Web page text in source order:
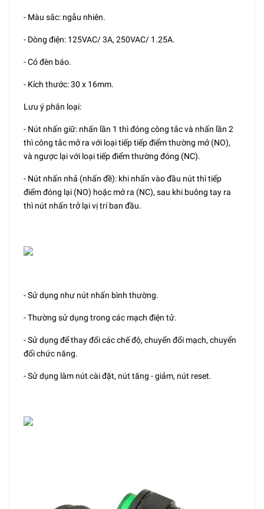
- Màu sắc: ngẫu nhiên.
- Dòng điện: 125VAC/ 3A, 250VAC/ 1.25A.
- Có đèn báo.
- Kích thước: 30 x 16mm.
Lưu ý phân loại:
- Nút nhấn giữ: nhấn lần 1 thì đóng công tắc và nhấn lần 2
thì công tắc mở ra với loại tiếp tiếp điểm thường mở (NO),
và ngược lại với loại tiếp điểm thường đóng (NC).
- Nút nhấn nhả (nhấn đề): khi nhấn vào đầu nút thì tiếp
điểm đóng lại (NO) hoặc mở ra (NC), sau khi buông tay ra
thì nút nhấn trở lại vị trí ban đầu.
- Sử dụng như nút nhấn bình thường.
- Thường sử dụng trong các mạch điện tử.
- Sử dụng để thay đổi các chế độ, chuyển đổi mạch, chuyển
đổi chức năng.
- Sử dụng làm nút cài đặt, nút tăng - giảm, nút reset.